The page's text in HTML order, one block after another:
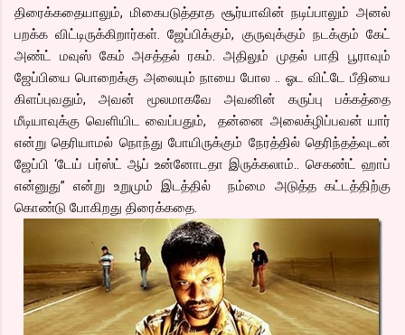
திரைக்கதையாலும், மிகைபடுத்தாத சூர்யாவின் நடிப்பாலும் அனல்
பறக்க விட்டிருக்கிறார்கள். ஜேப்பிக்கும், குருவுக்கும் நடக்கும் கேட்
அண்ட் மவுஸ் கேம் அசத்தல் ரகம். அதிலும் முதல் பாதி பூராவும்
ஜேப்பியை பொறைக்கு அலையும் நாயை போல .. ஓட விட்டே பீதியை
கிளப்புவதும், அவன் மூலமாகவே அவனின் கருப்பு பக்கத்தை
மீடியாவுக்கு வெளியிட வைப்பதும், தன்னை அலைக்ழிப்பவன் யார்
என்று தெரியாமல் நொந்து போயிருக்கும் நேரத்தில் தெரிந்தத்வுடன்
ஜேப்பி ‘டேய் பர்ஸ்ட் ஆப் உன்னோடதா இருக்கலாம்.. செகண்ட் ஹாப்
என்னுது” என்று உறுமும் இடத்தில் நம்மை அடுத்த கட்டத்திற்கு
கொண்டு போகிறது திரைக்கதை.